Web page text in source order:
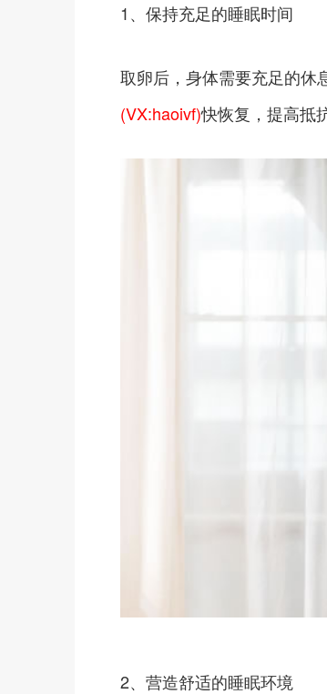
1、保持充足的睡眠时间
取卵后，身体需要充足的休
(VX:haoivf)快恢复，提高抵
2、营造舒适的睡眠环境